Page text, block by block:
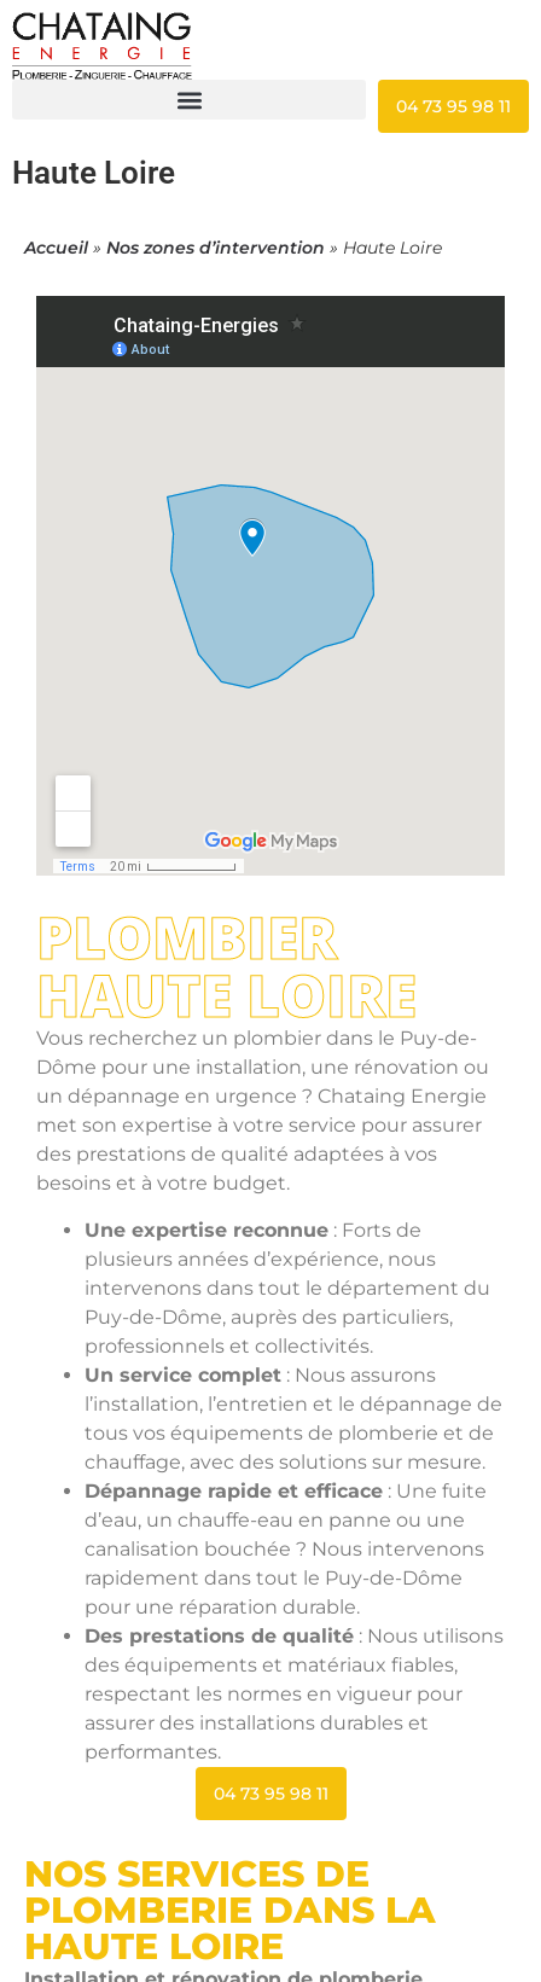
04 73 95 98 11
Haute Loire
Accueil » Nos zones d’intervention » Haute Loire
PLOMBIER
HAUTE LOIRE
Vous recherchez un plombier dans le Puy-de-
Dôme pour une installation, une rénovation ou
un dépannage en urgence ? Chataing Energie
met son expertise à votre service pour assurer
des prestations de qualité adaptées à vos
besoins et à votre budget.
Une expertise reconnue : Forts de
plusieurs années d’expérience, nous
intervenons dans tout le département du
Puy-de-Dôme, auprès des particuliers,
professionnels et collectivités.
Un service complet : Nous assurons
l’installation, l’entretien et le dépannage de
tous vos équipements de plomberie et de
chauffage, avec des solutions sur mesure.
Dépannage rapide et efficace : Une fuite
d’eau, un chauffe-eau en panne ou une
canalisation bouchée ? Nous intervenons
rapidement dans tout le Puy-de-Dôme
pour une réparation durable.
Des prestations de qualité : Nous utilisons
des équipements et matériaux fiables,
respectant les normes en vigueur pour
assurer des installations durables et
performantes.
04 73 95 98 11
NOS SERVICES DE
PLOMBERIE DANS LA
HAUTE LOIRE